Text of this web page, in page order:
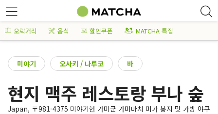
오락거리 음식 할인쿠폰 MATCHA 특집
미야기 오사키 / 나루코 바
현지 맥주 레스토랑 부나 숲
Japan, 〒981-4375 미야기현 가미군 가미마치 미가 봉지 맛 가방 야쿠